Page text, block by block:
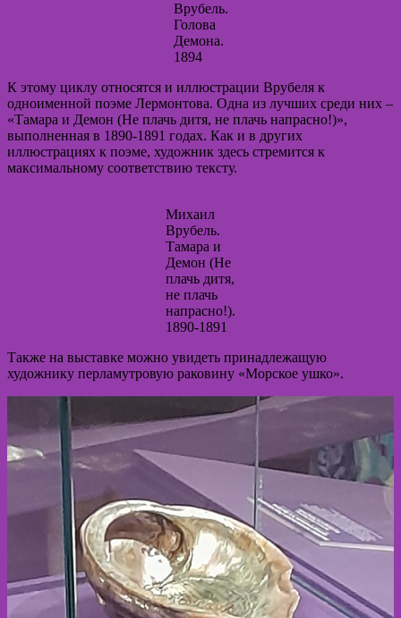
Врубель.
Голова
Демона.
1894
К этому циклу относятся и иллюстрации Врубеля к
одноименной поэме Лермонтова. Одна из лучших среди них –
«Тамара и Демон (Не плачь дитя, не плачь напрасно!)»,
выполненная в 1890-1891 годах. Как и в других
иллюстрациях к поэме, художник здесь стремится к
максимальному соответствию тексту.
Михаил
Врубель.
Тамара и
Демон (Не
плачь дитя,
не плачь
напрасно!).
1890-1891
Также на выставке можно увидеть принадлежащую
художнику перламутровую раковину «Морское ушко».